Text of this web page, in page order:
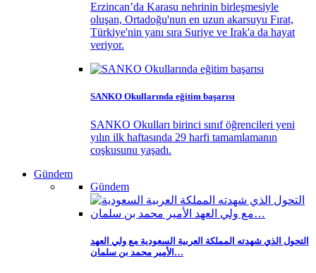
Erzincan’da Karasu nehrinin birleşmesiyle
oluşan, Ortadoğu'nun en uzun akarsuyu Fırat,
Türkiye'nin yanı sıra Suriye ve Irak'a da hayat
veriyor.
SANKO Okullarında eğitim başarısı
SANKO Okulları birinci sınıf öğrencileri yeni
yılın ilk haftasında 29 harfi tamamlamanın
coşkusunu yaşadı.
Gündem
Gündem
التحول الذي شهدته المملكة العربية السعودية مع ولي العهد
الأمير محمد بن سلمان…